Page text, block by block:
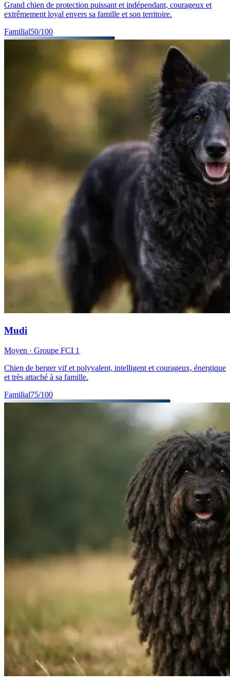
Grand chien de protection puissant et indépendant, courageux et
extrêmement loyal envers sa famille et son territoire.
Familial50/100
Mudi
Moyen · Groupe FCI 1
Chien de berger vif et polyvalent, intelligent et courageux, énergique
et très attaché à sa famille.
Familial75/100